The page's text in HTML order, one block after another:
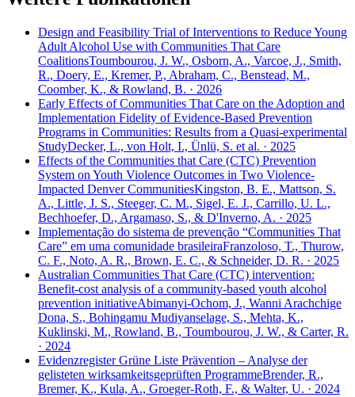
Design and Feasibility Trial of Interventions to Reduce Young
Adult Alcohol Use with Communities That Care
CoalitionsToumbourou, J. W., Osborn, A., Varcoe, J., Smith,
R., Doery, E., Kremer, P., Abraham, C., Benstead, M.,
Coomber, K., & Rowland, B. · 2026
Early Effects of Communities That Care on the Adoption and
Implementation Fidelity of Evidence-Based Prevention
Programs in Communities: Results from a Quasi-experimental
StudyDecker, L., von Holt, I., Ünlü, S. et al. · 2025
Effects of the Communities that Care (CTC) Prevention
System on Youth Violence Outcomes in Two Violence-
Impacted Denver CommunitiesKingston, B. E., Mattson, S.
A., Little, J. S., Steeger, C. M., Sigel, E. J., Carrillo, U. L.,
Bechhoefer, D., Argamaso, S., & D'Inverno, A. · 2025
Implementação do sistema de prevenção “Communities That
Care” em uma comunidade brasileiraFranzoloso, T., Thurow,
C. F., Noto, A. R., Brown, E. C., & Schneider, D. R. · 2025
Australian Communities That Care (CTC) intervention:
Benefit-cost analysis of a community-based youth alcohol
prevention initiativeAbimanyi-Ochom, J., Wanni Arachchige
Dona, S., Bohingamu Mudiyanselage, S., Mehta, K.,
Kuklinski, M., Rowland, B., Toumbourou, J. W., & Carter, R.
· 2024
Evidenzregister Grüne Liste Prävention – Analyse der
gelisteten wirksamkeitsgeprüften ProgrammeBrender, R.,
Bremer, K., Kula, A., Groeger-Roth, F., & Walter, U. · 2024